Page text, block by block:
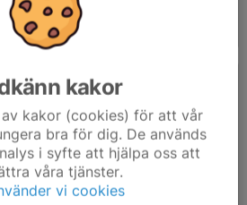
Barmarksträning 2021
2021-05-12
Avslutning F BC 2021
2021-05-09 |
kakor
kakor (cookies) för att vår
bra för dig. De används
i syfte att hjälpa oss att
våra tjänster.
vi cookies